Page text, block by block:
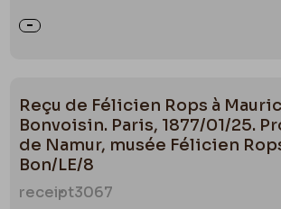
Reçu de Félicien Rops à
Bonvoisin. Paris, 1877/01/25.
de Namur, musée Félicien
Bon/LE/8
receipt3067